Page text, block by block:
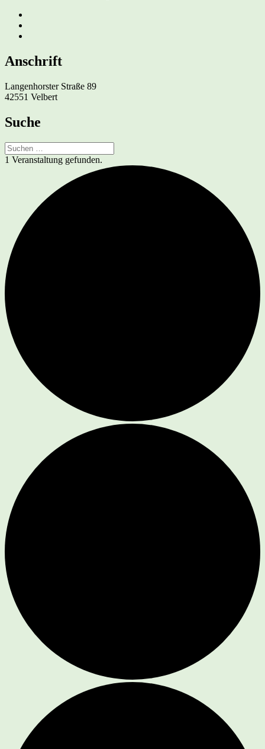
Anschrift
Langenhorster Straße 89
42551 Velbert
Suche
Suchen
nach:
1 Veranstaltung gefunden.